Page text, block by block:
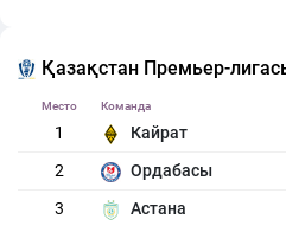
Қазақстан Премьер-
Место Команда
1 Кайрат
2
Ордабасы
3
Астана